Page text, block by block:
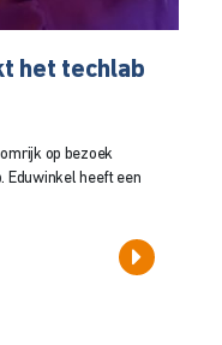
het techlab
op bezoek
Eduwinkel heeft een